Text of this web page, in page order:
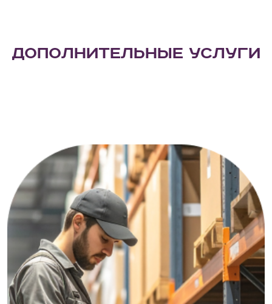
Дополнительные услуги